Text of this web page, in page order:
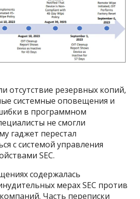
отсутствие резервных копий,
системные оповещения и
в программном
не смогли
гаджет перестал
с системой управления
SEC.
содержалась
мерах SEC против
Часть переписки